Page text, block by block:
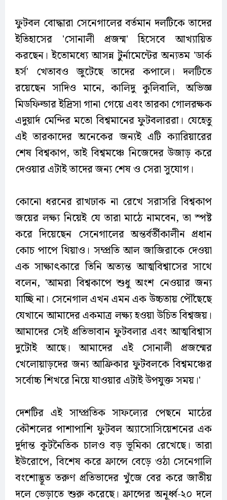
ফুটবল বোদ্ধারা সেনেগালের বর্তমান দলটিকে তাদের
ইতিহাসের 'সোনালী প্রজন্ম' হিসেবে আখ্যায়িত
করছেন। ইতোমধ্যে আসন্ন টুর্নামেন্টের অন্যতম 'ডার্ক
হর্স' খেতাবও জুটেছে তাদের কপালে। দলটিতে
রয়েছেন সাদিও মানে, কালিদু কুলিবালি, অভিজ্ঞ
মিডফিল্ডার ইদ্রিসা গানা গেয়ে এবং তারকা গোলরক্ষক
এদুয়ার্দ মেন্দির মতো বিশ্বমানের ফুটবলাররা। যেহেতু
এই তারকাদের অনেকের জন্যই এটি ক্যারিয়ারের
শেষ বিশ্বকাপ, তাই বিশ্বমঞ্চে নিজেদের উজাড় করে
দেওয়ার এটাই তাদের জন্য শেষ ও সেরা সুযোগ।
কোনো ধরনের রাখঢাক না রেখে সরাসরি বিশ্বকাপ
জয়ের লক্ষ্য নিয়েই যে তারা মাঠে নামবেন, তা স্পষ্ট
করে দিয়েছেন সেনেগালের অন্তর্বর্তীকালীন প্রধান
কোচ পাপে থিয়াও। সম্প্রতি আল জাজিরাকে দেওয়া
এক সাক্ষাৎকারে তিনি অত্যন্ত আত্মবিশ্বাসের সাথে
বলেন, 'আমরা বিশ্বকাপে শুধু অংশ নেওয়ার জন্য
যাচ্ছি না। সেনেগাল এখন এমন এক উচ্চতায় পৌঁছেছে
যেখানে আমাদের একমাত্র লক্ষ্য হওয়া উচিত বিশ্বজয়।
আমাদের সেই প্রতিভাবান ফুটবলার এবং আত্মবিশ্বাস
দুটোই আছে। আমাদের এই সোনালী প্রজন্মের
খেলোয়াড়দের জন্য আফ্রিকার ফুটবলকে বিশ্বমঞ্চের
সর্বোচ্চ শিখরে নিয়ে যাওয়ার এটাই উপযুক্ত সময়।'
দেশটির এই সাম্প্রতিক সাফল্যের পেছনে মাঠের
কৌশলের পাশাপাশি ফুটবল অ্যাসোসিয়েশনের এক
দুর্দান্ত কূটনৈতিক চালও বড় ভূমিকা রেখেছে। তারা
ইউরোপে, বিশেষ করে ফ্রান্সে বেড়ে ওঠা সেনেগালি
বংশোদ্ভূত তরুণ প্রতিভাদের খুঁজে বের করে জাতীয়
দলে ভেড়াতে শুরু করেছে। ফ্রান্সের অনূর্ধ্ব-২০ দলে